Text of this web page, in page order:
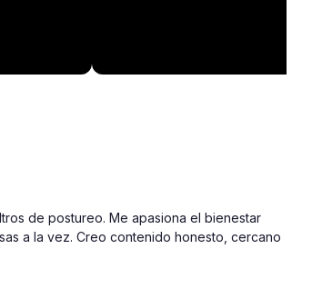
de postureo. Me apasiona el bienestar
a la vez. Creo contenido honesto, cercano